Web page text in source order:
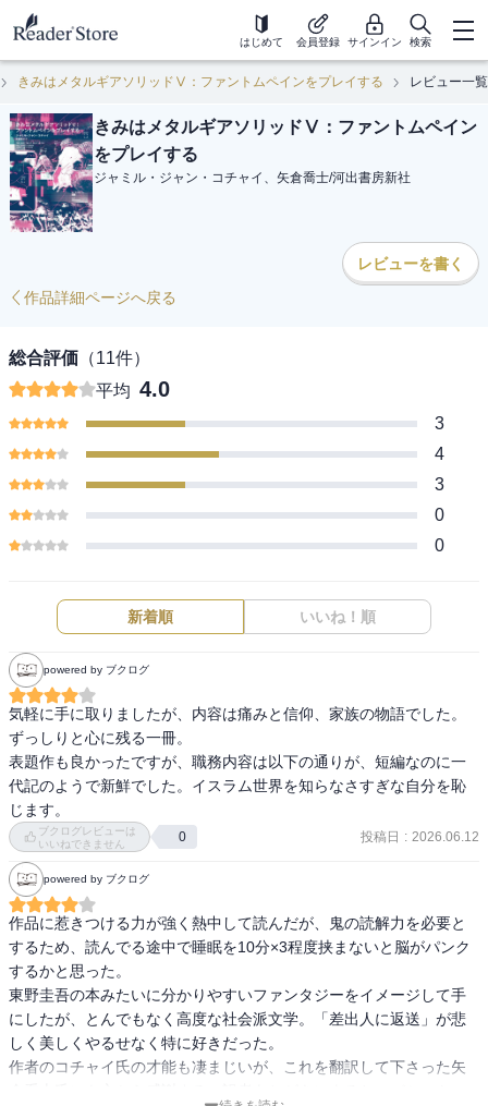
はじめて 会員登録 サインイン 検索
きみはメタルギアソリッドⅤ：ファントムペインをプレイする レビュー一覧
きみはメタルギアソリッドⅤ：ファントムペイン
をプレイする
ジャミル・ジャン・コチャイ、矢倉喬士/河出書房新社
レビューを書く
作品詳細ページへ戻る
総合評価 （11件）
平均 4.0
3
4
3
0
0
新着順 いいね！順
powered by ブクログ
気軽に手に取りましたが、内容は痛みと信仰、家族の物語でした。
ずっしりと心に残る一冊。
表題作も良かったですが、職務内容は以下の通りが、短編なのに一
代記のようで新鮮でした。イスラム世界を知らなさすぎな自分を恥
じます。
ブクログレビューは
いいねできません
0 投稿日 : 2026.06.12
powered by ブクログ
作品に惹きつける力が強く熱中して読んだが、鬼の読解力を必要と
するため、読んでる途中で睡眠を10分×3程度挟まないと脳がパンク
するかと思った。
東野圭吾の本みたいに分かりやすいファンタジーをイメージして手
にしたが、とんでもなく高度な社会派文学。「差出人に返送」が悲
しく美しくやるせなく特に好きだった。
作者のコチャイ氏の才能も凄まじいが、これを翻訳して下さった矢